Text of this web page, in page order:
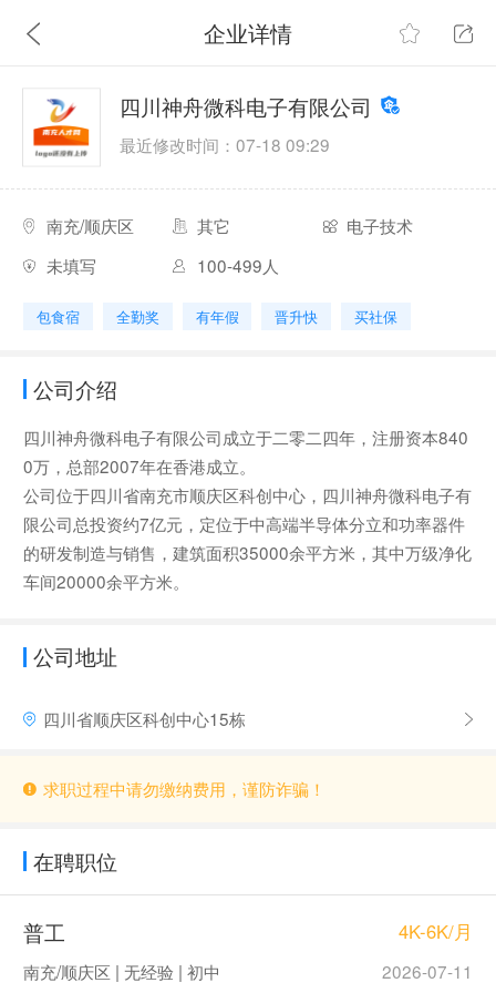
企业详情
四川神舟微科电子有限公司
最近修改时间：07-18 09:29
南充/顺庆区 其它
电子技术
未填写
100-499人
包食宿 全勤奖 有年假 晋升快 买社保
公司介绍
四川神舟微科电子有限公司成立于二零二四年，注册资本840
0万，总部2007年在香港成立。
公司位于四川省南充市顺庆区科创中心，四川神舟微科电子有
限公司总投资约7亿元，定位于中高端半导体分立和功率器件
的研发制造与销售，建筑面积35000余平方米，其中万级净化
车间20000余平方米。
公司地址
四川省顺庆区科创中心15栋
求职过程中请勿缴纳费用，谨防诈骗！
在聘职位
普工 4K-6K/月
南充/顺庆区 | 无经验 | 初中 2026-07-11